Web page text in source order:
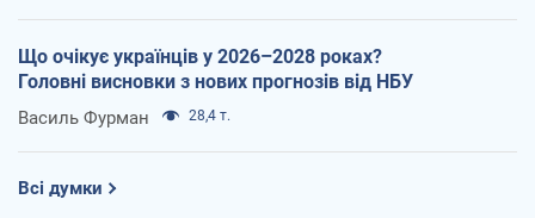
Що очікує українців у 2026–2028 роках?
Головні висновки з нових прогнозів від НБУ
Василь Фурман 28,4 т.
Всі думки